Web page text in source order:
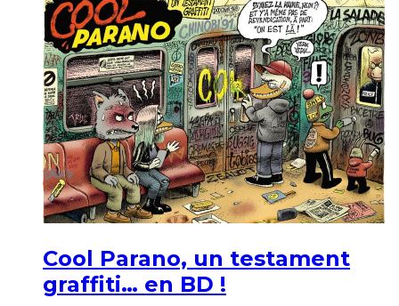
Cool Parano, un testament
graffiti… en BD !